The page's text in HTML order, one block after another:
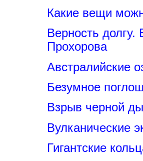
Какие вещи
Верность
Прохорова
Австралийские
Безумное
Взрыв черной
Вулканические
Гигантские